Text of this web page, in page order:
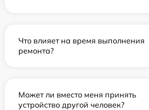
Что влияет на время выполнения
ремонта?
Может ли вместо меня принять
устройство другой человек?